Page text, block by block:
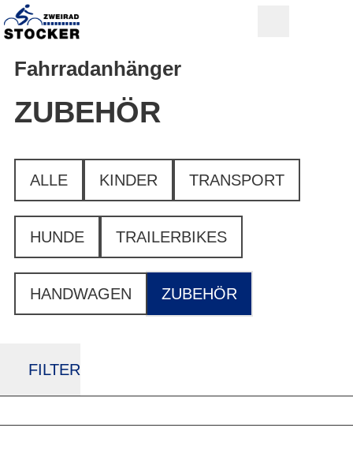
Fahrradanhänger
ZUBEHÖR
ALLE KINDER TRANSPORT
HUNDE TRAILERBIKES
HANDWAGEN ZUBEHÖR
FILTER